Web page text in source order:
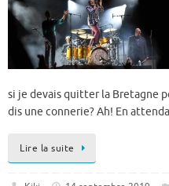
si je devais quitter la Bretagne
dis une connerie? Ah! En
Lire la suite